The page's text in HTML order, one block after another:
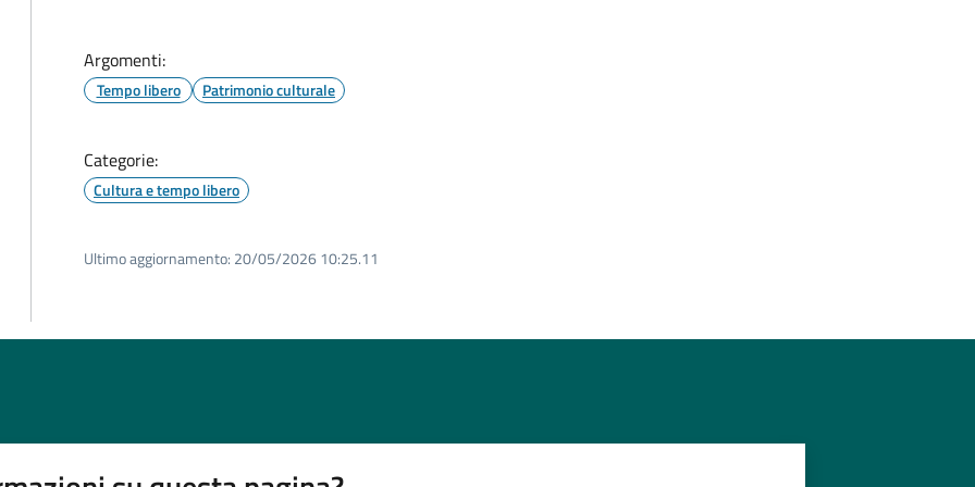
Argomenti:
Tempo libero Patrimonio culturale
Categorie:
Cultura e tempo libero
Ultimo aggiornamento: 20/05/2026 10:25.11